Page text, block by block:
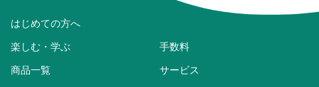
はじめての方へ
楽しむ・学ぶ 手数料
商品一覧 サービス